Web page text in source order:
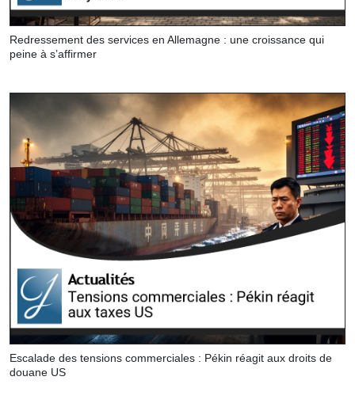
Redressement des services en Allemagne : une croissance qui
peine à s’affirmer
Escalade des tensions commerciales : Pékin réagit aux droits de
douane US